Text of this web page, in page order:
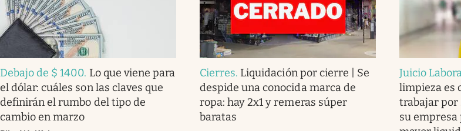
Debajo de $ 1400. Lo que viene para
el dólar: cuáles son las claves que
definirán el rumbo del tipo de
cambio en marzo
Cierres. Liquidación por cierre | Se
despide una conocida marca de
ropa: hay 2x1 y remeras súper
baratas
Juicio
limpieza es
trabajar por
su